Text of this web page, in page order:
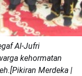
Al-Jufri
kehormatan
Merdeka |